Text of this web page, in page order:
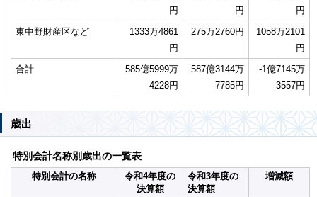
円
円
円
東中野財産区など
1333万4861
円
275万2760円
1058万2101
円
合計
585億5999万
4228円
587億3144万
7785円
-1億7145万
3557円
歳出
特別会計名称別歳出の一覧表
特別会計の名称
令和4年度の
決算額
令和3年度の
決算額
増減額